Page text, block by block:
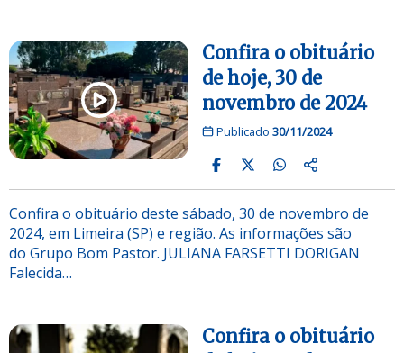
Confira o obituário
de hoje, 30 de
novembro de 2024
Publicado 30/11/2024
Confira o obituário deste sábado, 30 de novembro de
2024, em Limeira (SP) e região. As informações são
do Grupo Bom Pastor. JULIANA FARSETTI DORIGAN
Falecida…
Confira o obituário